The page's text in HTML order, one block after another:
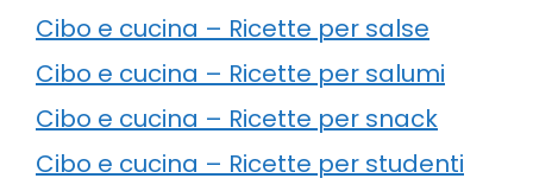
Cibo e cucina – Ricette per salse
Cibo e cucina – Ricette per salumi
Cibo e cucina – Ricette per snack
Cibo e cucina – Ricette per studenti